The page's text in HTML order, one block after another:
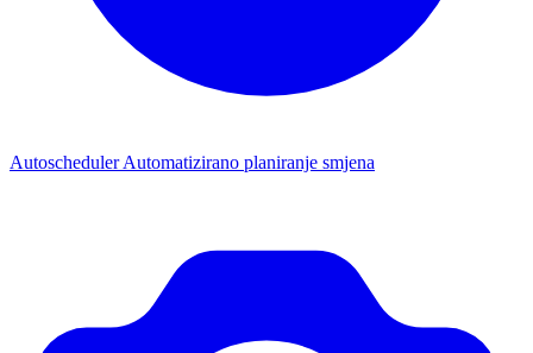
AutoschedulerAutomatizirano planiranje smjena